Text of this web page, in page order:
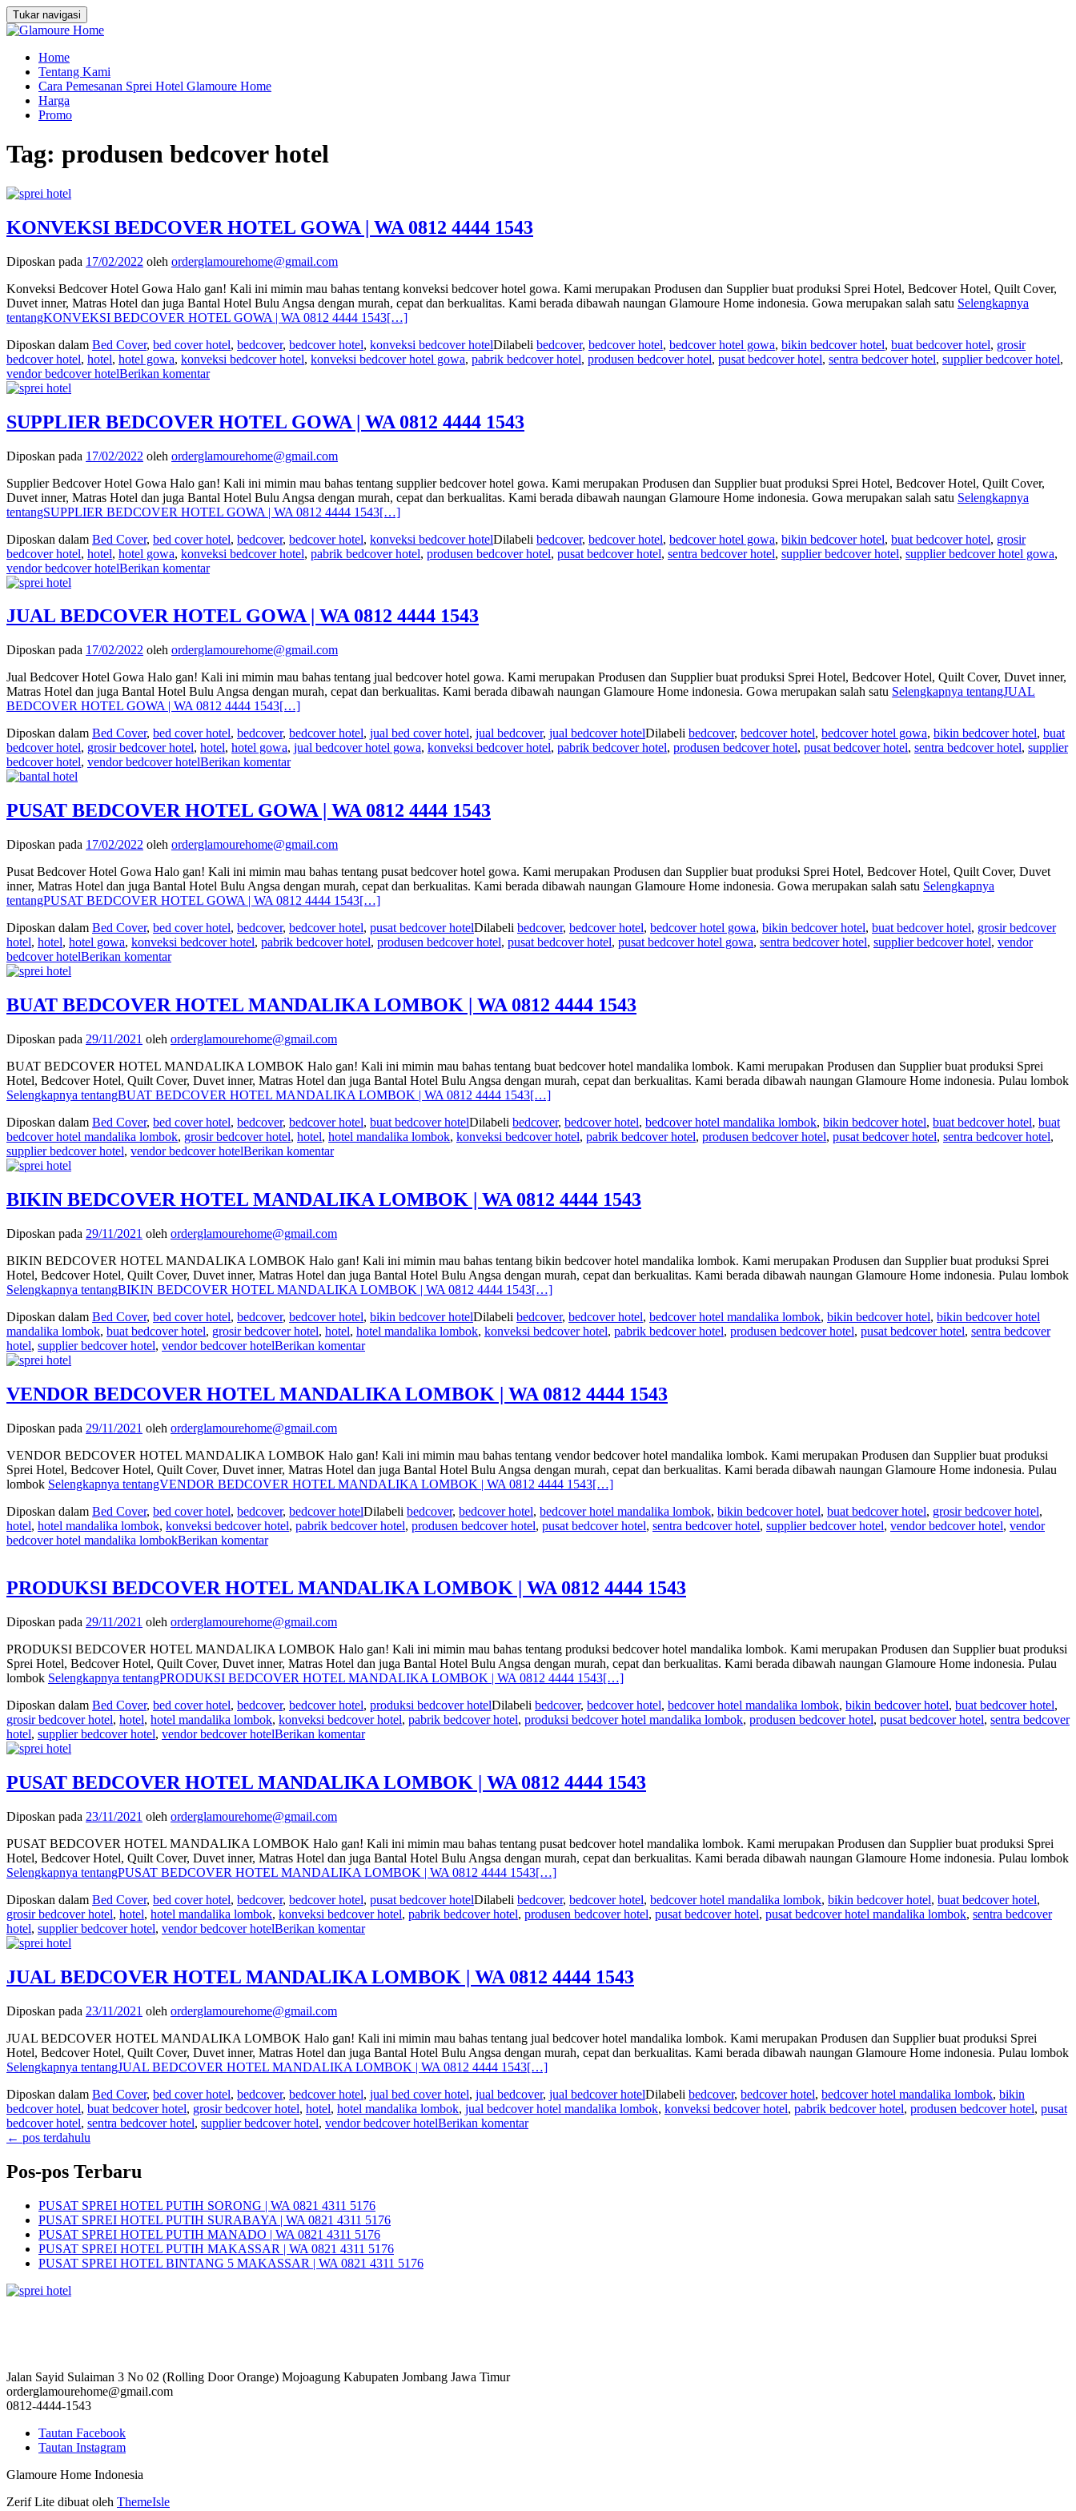
Tukar navigasi
Loncat
konten
Home
Tentang Kami
Cara Pemesanan Sprei Hotel Glamoure Home
Harga
Promo
Tag: produsen bedcover hotel
KONVEKSI BEDCOVER HOTEL GOWA | WA 0812 4444 1543
Diposkan pada 17/02/2022 oleh orderglamourehome@gmail.com
Konveksi Bedcover Hotel Gowa Halo gan! Kali ini mimin mau bahas tentang konveksi bedcover hotel gowa. Kami merupakan Produsen dan Supplier buat produksi Sprei Hotel, Bedcover Hotel, Quilt Cover,
Duvet inner, Matras Hotel dan juga Bantal Hotel Bulu Angsa dengan murah, cepat dan berkualitas. Kami berada dibawah naungan Glamoure Home indonesia. Gowa merupakan salah satu Selengkapnya
tentangKONVEKSI BEDCOVER HOTEL GOWA | WA 0812 4444 1543[…]
Diposkan dalam Bed Cover, bed cover hotel, bedcover, bedcover hotel, konveksi bedcover hotelDilabeli bedcover, bedcover hotel, bedcover hotel gowa, bikin bedcover hotel, buat bedcover hotel, grosir
bedcover hotel, hotel, hotel gowa, konveksi bedcover hotel, konveksi bedcover hotel gowa, pabrik bedcover hotel, produsen bedcover hotel, pusat bedcover hotel, sentra bedcover hotel, supplier bedcover hotel,
vendor bedcover hotelBerikan komentar
SUPPLIER BEDCOVER HOTEL GOWA | WA 0812 4444 1543
Diposkan pada 17/02/2022 oleh orderglamourehome@gmail.com
Supplier Bedcover Hotel Gowa Halo gan! Kali ini mimin mau bahas tentang supplier bedcover hotel gowa. Kami merupakan Produsen dan Supplier buat produksi Sprei Hotel, Bedcover Hotel, Quilt Cover,
Duvet inner, Matras Hotel dan juga Bantal Hotel Bulu Angsa dengan murah, cepat dan berkualitas. Kami berada dibawah naungan Glamoure Home indonesia. Gowa merupakan salah satu Selengkapnya
tentangSUPPLIER BEDCOVER HOTEL GOWA | WA 0812 4444 1543[…]
Diposkan dalam Bed Cover, bed cover hotel, bedcover, bedcover hotel, konveksi bedcover hotelDilabeli bedcover, bedcover hotel, bedcover hotel gowa, bikin bedcover hotel, buat bedcover hotel, grosir
bedcover hotel, hotel, hotel gowa, konveksi bedcover hotel, pabrik bedcover hotel, produsen bedcover hotel, pusat bedcover hotel, sentra bedcover hotel, supplier bedcover hotel, supplier bedcover hotel gowa,
vendor bedcover hotelBerikan komentar
JUAL BEDCOVER HOTEL GOWA | WA 0812 4444 1543
Diposkan pada 17/02/2022 oleh orderglamourehome@gmail.com
Jual Bedcover Hotel Gowa Halo gan! Kali ini mimin mau bahas tentang jual bedcover hotel gowa. Kami merupakan Produsen dan Supplier buat produksi Sprei Hotel, Bedcover Hotel, Quilt Cover, Duvet inner,
Matras Hotel dan juga Bantal Hotel Bulu Angsa dengan murah, cepat dan berkualitas. Kami berada dibawah naungan Glamoure Home indonesia. Gowa merupakan salah satu Selengkapnya tentangJUAL
BEDCOVER HOTEL GOWA | WA 0812 4444 1543[…]
Diposkan dalam Bed Cover, bed cover hotel, bedcover, bedcover hotel, jual bed cover hotel, jual bedcover, jual bedcover hotelDilabeli bedcover, bedcover hotel, bedcover hotel gowa, bikin bedcover hotel, buat
bedcover hotel, grosir bedcover hotel, hotel, hotel gowa, jual bedcover hotel gowa, konveksi bedcover hotel, pabrik bedcover hotel, produsen bedcover hotel, pusat bedcover hotel, sentra bedcover hotel, supplier
bedcover hotel, vendor bedcover hotelBerikan komentar
PUSAT BEDCOVER HOTEL GOWA | WA 0812 4444 1543
Diposkan pada 17/02/2022 oleh orderglamourehome@gmail.com
Pusat Bedcover Hotel Gowa Halo gan! Kali ini mimin mau bahas tentang pusat bedcover hotel gowa. Kami merupakan Produsen dan Supplier buat produksi Sprei Hotel, Bedcover Hotel, Quilt Cover, Duvet
inner, Matras Hotel dan juga Bantal Hotel Bulu Angsa dengan murah, cepat dan berkualitas. Kami berada dibawah naungan Glamoure Home indonesia. Gowa merupakan salah satu Selengkapnya
tentangPUSAT BEDCOVER HOTEL GOWA | WA 0812 4444 1543[…]
Diposkan dalam Bed Cover, bed cover hotel, bedcover, bedcover hotel, pusat bedcover hotelDilabeli bedcover, bedcover hotel, bedcover hotel gowa, bikin bedcover hotel, buat bedcover hotel, grosir bedcover
hotel, hotel, hotel gowa, konveksi bedcover hotel, pabrik bedcover hotel, produsen bedcover hotel, pusat bedcover hotel, pusat bedcover hotel gowa, sentra bedcover hotel, supplier bedcover hotel, vendor
bedcover hotelBerikan komentar
BUAT BEDCOVER HOTEL MANDALIKA LOMBOK | WA 0812 4444 1543
Diposkan pada 29/11/2021 oleh orderglamourehome@gmail.com
BUAT BEDCOVER HOTEL MANDALIKA LOMBOK Halo gan! Kali ini mimin mau bahas tentang buat bedcover hotel mandalika lombok. Kami merupakan Produsen dan Supplier buat produksi Sprei
Hotel, Bedcover Hotel, Quilt Cover, Duvet inner, Matras Hotel dan juga Bantal Hotel Bulu Angsa dengan murah, cepat dan berkualitas. Kami berada dibawah naungan Glamoure Home indonesia. Pulau lombok
Selengkapnya tentangBUAT BEDCOVER HOTEL MANDALIKA LOMBOK | WA 0812 4444 1543[…]
Diposkan dalam Bed Cover, bed cover hotel, bedcover, bedcover hotel, buat bedcover hotelDilabeli bedcover, bedcover hotel, bedcover hotel mandalika lombok, bikin bedcover hotel, buat bedcover hotel, buat
bedcover hotel mandalika lombok, grosir bedcover hotel, hotel, hotel mandalika lombok, konveksi bedcover hotel, pabrik bedcover hotel, produsen bedcover hotel, pusat bedcover hotel, sentra bedcover hotel,
supplier bedcover hotel, vendor bedcover hotelBerikan komentar
BIKIN BEDCOVER HOTEL MANDALIKA LOMBOK | WA 0812 4444 1543
Diposkan pada 29/11/2021 oleh orderglamourehome@gmail.com
BIKIN BEDCOVER HOTEL MANDALIKA LOMBOK Halo gan! Kali ini mimin mau bahas tentang bikin bedcover hotel mandalika lombok. Kami merupakan Produsen dan Supplier buat produksi Sprei
Hotel, Bedcover Hotel, Quilt Cover, Duvet inner, Matras Hotel dan juga Bantal Hotel Bulu Angsa dengan murah, cepat dan berkualitas. Kami berada dibawah naungan Glamoure Home indonesia. Pulau lombok
Selengkapnya tentangBIKIN BEDCOVER HOTEL MANDALIKA LOMBOK | WA 0812 4444 1543[…]
Diposkan dalam Bed Cover, bed cover hotel, bedcover, bedcover hotel, bikin bedcover hotelDilabeli bedcover, bedcover hotel, bedcover hotel mandalika lombok, bikin bedcover hotel, bikin bedcover hotel
mandalika lombok, buat bedcover hotel, grosir bedcover hotel, hotel, hotel mandalika lombok, konveksi bedcover hotel, pabrik bedcover hotel, produsen bedcover hotel, pusat bedcover hotel, sentra bedcover
hotel, supplier bedcover hotel, vendor bedcover hotelBerikan komentar
VENDOR BEDCOVER HOTEL MANDALIKA LOMBOK | WA 0812 4444 1543
Diposkan pada 29/11/2021 oleh orderglamourehome@gmail.com
VENDOR BEDCOVER HOTEL MANDALIKA LOMBOK Halo gan! Kali ini mimin mau bahas tentang vendor bedcover hotel mandalika lombok. Kami merupakan Produsen dan Supplier buat produksi
Sprei Hotel, Bedcover Hotel, Quilt Cover, Duvet inner, Matras Hotel dan juga Bantal Hotel Bulu Angsa dengan murah, cepat dan berkualitas. Kami berada dibawah naungan Glamoure Home indonesia. Pulau
lombok Selengkapnya tentangVENDOR BEDCOVER HOTEL MANDALIKA LOMBOK | WA 0812 4444 1543[…]
Diposkan dalam Bed Cover, bed cover hotel, bedcover, bedcover hotelDilabeli bedcover, bedcover hotel, bedcover hotel mandalika lombok, bikin bedcover hotel, buat bedcover hotel, grosir bedcover hotel,
hotel, hotel mandalika lombok, konveksi bedcover hotel, pabrik bedcover hotel, produsen bedcover hotel, pusat bedcover hotel, sentra bedcover hotel, supplier bedcover hotel, vendor bedcover hotel, vendor
bedcover hotel mandalika lombokBerikan komentar
PRODUKSI BEDCOVER HOTEL MANDALIKA LOMBOK | WA 0812 4444 1543
Diposkan pada 29/11/2021 oleh orderglamourehome@gmail.com
PRODUKSI BEDCOVER HOTEL MANDALIKA LOMBOK Halo gan! Kali ini mimin mau bahas tentang produksi bedcover hotel mandalika lombok. Kami merupakan Produsen dan Supplier buat produksi
Sprei Hotel, Bedcover Hotel, Quilt Cover, Duvet inner, Matras Hotel dan juga Bantal Hotel Bulu Angsa dengan murah, cepat dan berkualitas. Kami berada dibawah naungan Glamoure Home indonesia. Pulau
lombok Selengkapnya tentangPRODUKSI BEDCOVER HOTEL MANDALIKA LOMBOK | WA 0812 4444 1543[…]
Diposkan dalam Bed Cover, bed cover hotel, bedcover, bedcover hotel, produksi bedcover hotelDilabeli bedcover, bedcover hotel, bedcover hotel mandalika lombok, bikin bedcover hotel, buat bedcover hotel,
grosir bedcover hotel, hotel, hotel mandalika lombok, konveksi bedcover hotel, pabrik bedcover hotel, produksi bedcover hotel mandalika lombok, produsen bedcover hotel, pusat bedcover hotel, sentra bedcover
hotel, supplier bedcover hotel, vendor bedcover hotelBerikan komentar
PUSAT BEDCOVER HOTEL MANDALIKA LOMBOK | WA 0812 4444 1543
Diposkan pada 23/11/2021 oleh orderglamourehome@gmail.com
PUSAT BEDCOVER HOTEL MANDALIKA LOMBOK Halo gan! Kali ini mimin mau bahas tentang pusat bedcover hotel mandalika lombok. Kami merupakan Produsen dan Supplier buat produksi Sprei
Hotel, Bedcover Hotel, Quilt Cover, Duvet inner, Matras Hotel dan juga Bantal Hotel Bulu Angsa dengan murah, cepat dan berkualitas. Kami berada dibawah naungan Glamoure Home indonesia. Pulau lombok
Selengkapnya tentangPUSAT BEDCOVER HOTEL MANDALIKA LOMBOK | WA 0812 4444 1543[…]
Diposkan dalam Bed Cover, bed cover hotel, bedcover, bedcover hotel, pusat bedcover hotelDilabeli bedcover, bedcover hotel, bedcover hotel mandalika lombok, bikin bedcover hotel, buat bedcover hotel,
grosir bedcover hotel, hotel, hotel mandalika lombok, konveksi bedcover hotel, pabrik bedcover hotel, produsen bedcover hotel, pusat bedcover hotel, pusat bedcover hotel mandalika lombok, sentra bedcover
hotel, supplier bedcover hotel, vendor bedcover hotelBerikan komentar
JUAL BEDCOVER HOTEL MANDALIKA LOMBOK | WA 0812 4444 1543
Diposkan pada 23/11/2021 oleh orderglamourehome@gmail.com
JUAL BEDCOVER HOTEL MANDALIKA LOMBOK Halo gan! Kali ini mimin mau bahas tentang jual bedcover hotel mandalika lombok. Kami merupakan Produsen dan Supplier buat produksi Sprei
Hotel, Bedcover Hotel, Quilt Cover, Duvet inner, Matras Hotel dan juga Bantal Hotel Bulu Angsa dengan murah, cepat dan berkualitas. Kami berada dibawah naungan Glamoure Home indonesia. Pulau lombok
Selengkapnya tentangJUAL BEDCOVER HOTEL MANDALIKA LOMBOK | WA 0812 4444 1543[…]
Diposkan dalam Bed Cover, bed cover hotel, bedcover, bedcover hotel, jual bed cover hotel, jual bedcover, jual bedcover hotelDilabeli bedcover, bedcover hotel, bedcover hotel mandalika lombok, bikin
bedcover hotel, buat bedcover hotel, grosir bedcover hotel, hotel, hotel mandalika lombok, jual bedcover hotel mandalika lombok, konveksi bedcover hotel, pabrik bedcover hotel, produsen bedcover hotel, pusat
bedcover hotel, sentra bedcover hotel, supplier bedcover hotel, vendor bedcover hotelBerikan komentar
Navigasi
pos
← pos terdahulu
Pos-pos Terbaru
PUSAT SPREI HOTEL PUTIH SORONG | WA 0821 4311 5176
PUSAT SPREI HOTEL PUTIH SURABAYA | WA 0821 4311 5176
PUSAT SPREI HOTEL PUTIH MANADO | WA 0821 4311 5176
PUSAT SPREI HOTEL PUTIH MAKASSAR | WA 0821 4311 5176
PUSAT SPREI HOTEL BINTANG 5 MAKASSAR | WA 0821 4311 5176
Jalan Sayid Sulaiman 3 No 02 (Rolling Door Orange) Mojoagung Kabupaten Jombang Jawa Timur
orderglamourehome@gmail.com
0812-4444-1543
Tautan Facebook
Tautan Instagram
Glamoure Home Indonesia
Zerif Lite dibuat oleh ThemeIsle